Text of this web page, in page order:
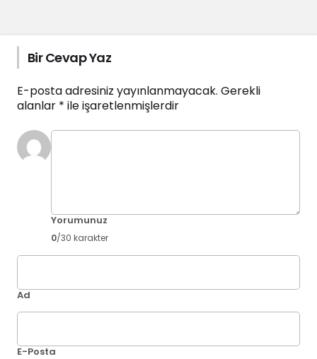
Bir Cevap Yaz
E-posta adresiniz yayınlanmayacak. Gerekli
alanlar * ile işaretlenmişlerdir
Yorumunuz
0/30 karakter
Ad
E-Posta